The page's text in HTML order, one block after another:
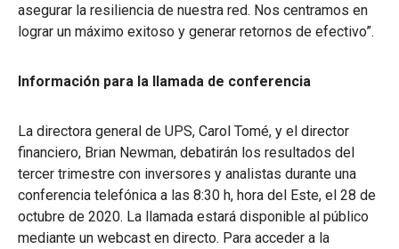
asegurar la resiliencia de nuestra red. Nos centramos en
lograr un máximo exitoso y generar retornos de efectivo”.
Información para la llamada de conferencia
La directora general de UPS, Carol Tomé, y el director
financiero, Brian Newman, debatirán los resultados del
tercer trimestre con inversores y analistas durante una
conferencia telefónica a las 8:30 h, hora del Este, el 28 de
octubre de 2020. La llamada estará disponible al público
mediante un webcast en directo. Para acceder a la